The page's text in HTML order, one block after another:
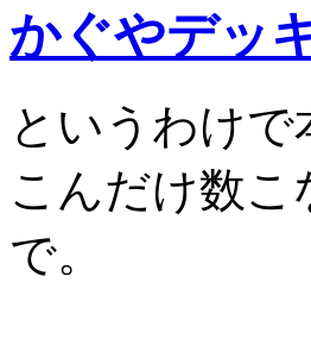
かぐやデッ
というわけで
こんだけ数
で。